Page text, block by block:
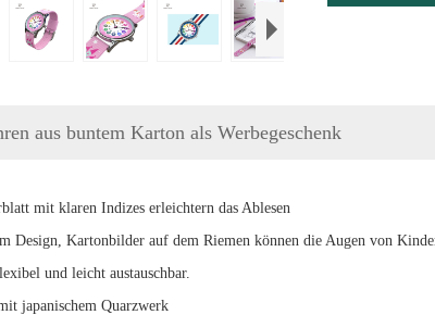
aus buntem Karton als Werbegeschenk
mit klaren Indizes erleichtern das Ablesen
Design, Kartonbilder auf dem Riemen können die Augen von
und leicht austauschbar.
japanischem Quarzwerk